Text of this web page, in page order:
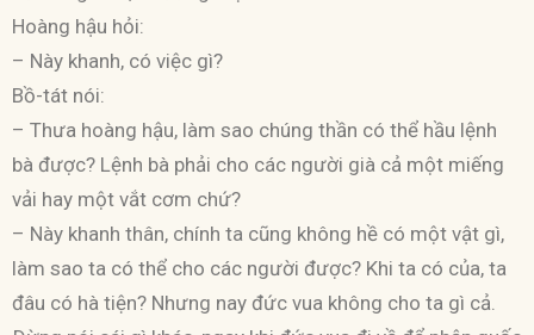
Hoàng hậu hỏi:
– Này khanh, có việc gì?
Bồ-tát nói:
– Thưa hoàng hậu, làm sao chúng thần có thể hầu lệnh
bà được? Lệnh bà phải cho các người già cả một miếng
vải hay một vắt cơm chứ?
– Này khanh thân, chính ta cũng không hề có một vật gì,
làm sao ta có thể cho các người được? Khi ta có của, ta
đâu có hà tiện? Nhưng nay đức vua không cho ta gì cả.